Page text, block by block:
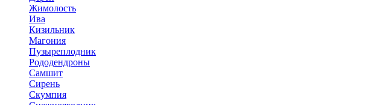
Жимолость
Ива
Кизильник
Магония
Пузыреплодник
Рододендроны
Самшит
Сирень
Скумпия